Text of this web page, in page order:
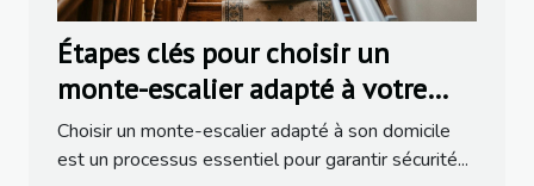
Étapes clés pour choisir un
monte-escalier adapté à votre
domicile
Choisir un monte-escalier adapté à son domicile
est un processus essentiel pour garantir sécurité...